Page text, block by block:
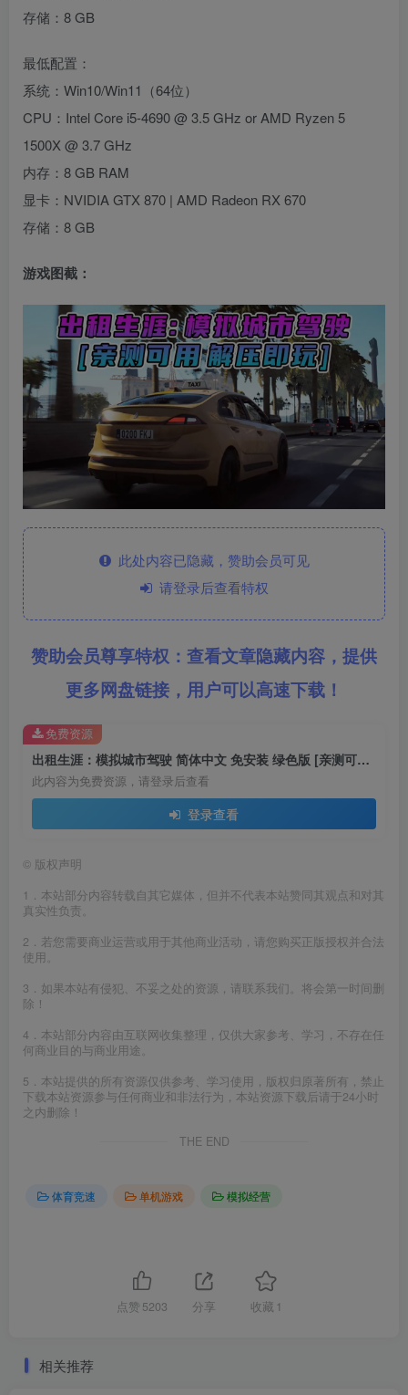
存储：8 GB
最低配置：
系统：Win10/Win11（64位）
CPU：Intel Core i5-4690 @ 3.5 GHz or AMD Ryzen 5
1500X @ 3.7 GHz
内存：8 GB RAM
显卡：NVIDIA GTX 870 | AMD Radeon RX 670
存储：8 GB
游戏图截：
此处内容已隐藏，赞助会员可见
请登录后查看特权
赞助会员尊享特权：查看文章隐藏内容，提供
更多网盘链接，用户可以高速下载！
出租生涯：模拟城市驾驶 简体中文 免安装 绿色版 [亲测可用 解压即玩]【5.18GB】
此内容为免费资源，请登录后查看
登录查看
免费资源
© 版权声明
1．本站部分内容转载自其它媒体，但并不代表本站赞同其观点和对其
真实性负责。
2．若您需要商业运营或用于其他商业活动，请您购买正版授权并合法
使用。
3．如果本站有侵犯、不妥之处的资源，请联系我们。将会第一时间删
除！
4．本站部分内容由互联网收集整理，仅供大家参考、学习，不存在任
何商业目的与商业用途。
5．本站提供的所有资源仅供参考、学习使用，版权归原著所有，禁止
下载本站资源参与任何商业和非法行为，本站资源下载后请于24小时
之内删除！
THE END
体育竞速 单机游戏 模拟经营
点赞 5203 分享 收藏 1
相关推荐